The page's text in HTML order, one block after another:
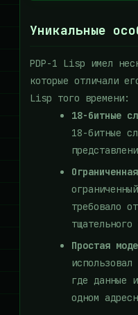
Уникальные
PDP-1 Lisp имел
которые отличали
Lisp того времени:
18-битные
18-битные
требовало
Простая
где данные
одном